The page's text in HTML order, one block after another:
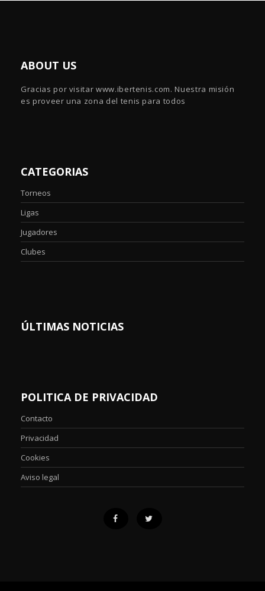
ABOUT US
Gracias por visitar www.ibertenis.com. Nuestra misión
es proveer una zona del tenis para todos
CATEGORIAS
Torneos
Ligas
Jugadores
Clubes
ÚLTIMAS NOTICIAS
POLITICA DE PRIVACIDAD
Contacto
Privacidad
Cookies
Aviso legal